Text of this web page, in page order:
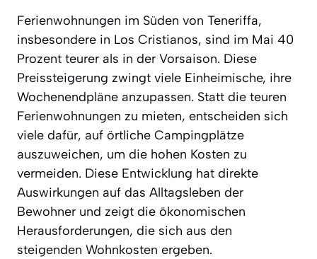
Ferienwohnungen im Süden von Teneriffa,
insbesondere in Los Cristianos, sind im Mai 40
Prozent teurer als in der Vorsaison. Diese
Preissteigerung zwingt viele Einheimische, ihre
Wochenendpläne anzupassen. Statt die teuren
Ferienwohnungen zu mieten, entscheiden sich
viele dafür, auf örtliche Campingplätze
auszuweichen, um die hohen Kosten zu
vermeiden. Diese Entwicklung hat direkte
Auswirkungen auf das Alltagsleben der
Bewohner und zeigt die ökonomischen
Herausforderungen, die sich aus den
steigenden Wohnkosten ergeben.